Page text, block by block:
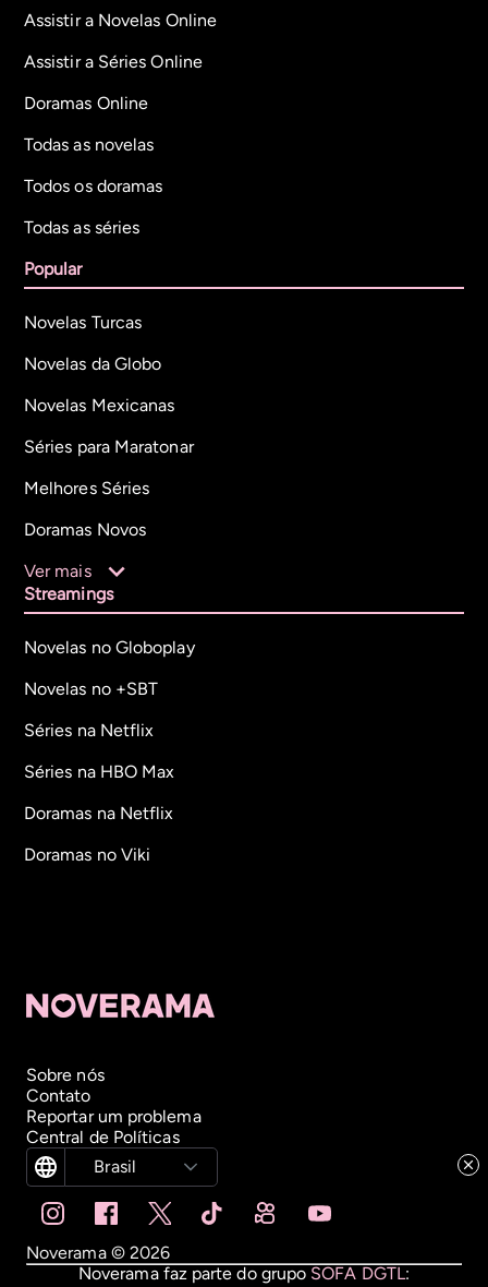
Assistir a Novelas Online
Assistir a Séries Online
Doramas Online
Todas as novelas
Todos os doramas
Todas as séries
Popular
Novelas Turcas
Novelas da Globo
Novelas Mexicanas
Séries para Maratonar
Melhores Séries
Doramas Novos
Ver mais
Streamings
Novelas no Globoplay
Novelas no +SBT
Séries na Netflix
Séries na HBO Max
Doramas na Netflix
Doramas no Viki
Sobre nós
Contato
Reportar um problema
Central de Políticas
Brasil
Noverama © 2026
Noverama faz parte do grupo SOFA DGTL: